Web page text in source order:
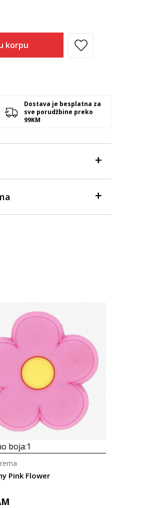
korpu
Dostava je besplatna za
sve porudžbine preko
99KM
boja:1
Pink Flower